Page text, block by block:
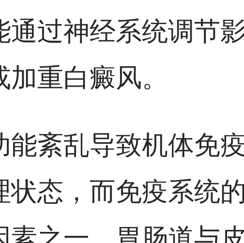
通过神经系统调节
重白癜风。
能紊乱导致机体免
状态，而免疫系统